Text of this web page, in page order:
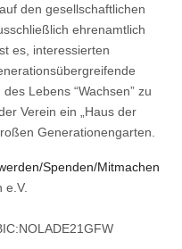
den gesellschaftlichen
ehrenamtlich
es, interessierten
Lebens “Wachsen” zu
Verein ein „Haus der
Generationengarten.
Spenden/Mitmachen
e.V.